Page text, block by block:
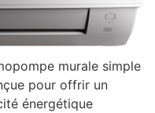
murale simple
pour offrir un
énergétique